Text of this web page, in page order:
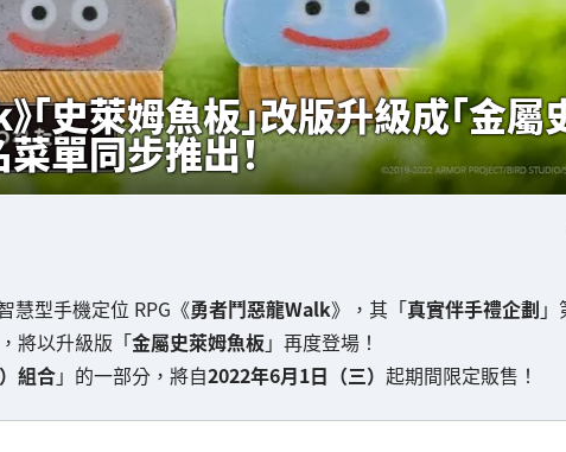
「史萊姆魚板」改版升級成「金
菜單同步推出！
慧型手機定位 RPG《勇者鬥惡龍Walk》，其「真實伴手禮企劃
將以升級版「金屬史萊姆魚板」再度登場！
組合」的一部分，將自2022年6月1日（三） 起期間限定販售！